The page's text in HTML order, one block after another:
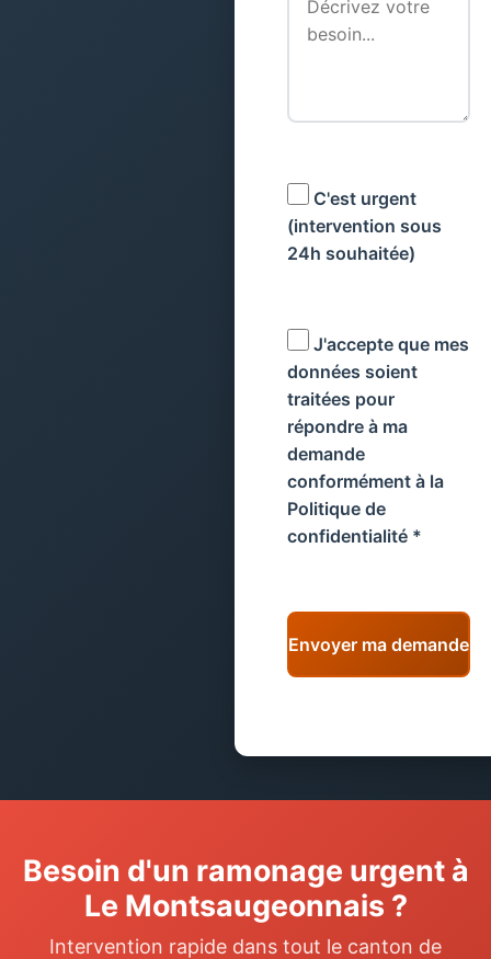
C'est urgent
(intervention sous
24h souhaitée)
J'accepte que mes
données soient
traitées pour
répondre à ma
demande
conformément à la
Politique de
confidentialité *
Envoyer ma demande
Besoin d'un ramonage urgent à
Le Montsaugeonnais ?
Intervention rapide dans tout le canton de